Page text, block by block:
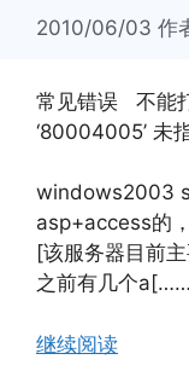
2010/06/03 作
常见错误 不能
‘80004005’ 未
windows2003
asp+access的
[该服务器目前
之前有几个
继续阅读